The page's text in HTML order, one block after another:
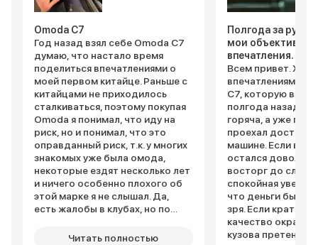
Omoda C7
Год назад взял себе Omoda C7
думаю, что настало время
поделиться впечатлениями о
моей первом китайце. Раньше с
китайцами не приходилось
сталкиваться, поэтому покупая
Omoda я понимал, что иду на
риск, но и понимал, что это
оправданный риск, т.к. у многих
знакомых уже была омода,
некоторые ездят несколько лет
и ничего особенно плохого об
этой марке я не слышал. Да,
есть жалобы в клубах, но по
100 тыщ машин в России уже, а
Читать полностью
Полгода за
мои объективные
впечатления.
Всем привет.
впечатлениями
C7, которую взял
полгода назад.
горяча, а уже
проехал
машине. Если в двух словах - я
остался доволен.
восторг до слез,
спокойная
что деньги были
зря. Если кратко и детально -
качество окраски
кузова претензий